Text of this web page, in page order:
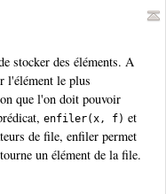
stocker des éléments. A
l'élément le plus
que l'on doit pouvoir
enfiler(x, f) et
de file, enfiler permet
un élément de la file.